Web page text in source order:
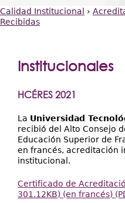
Usted
aquí
Calidad Institucional ›
Recibidas
Institucionales
HCÉRES 2021
La Universidad
recibió del Alto Consejo
Educación Superior de
en francés, acreditación
institucional.
Certificado de
301.12KB) (en francés)